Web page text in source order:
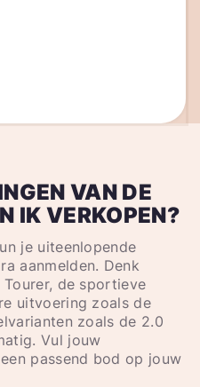
VAN DE
IK VERKOPEN?
je uiteenlopende
aanmelden. Denk
de sportieve
uitvoering zoals de
zoals de 2.0
Vul jouw
passend bod op jouw